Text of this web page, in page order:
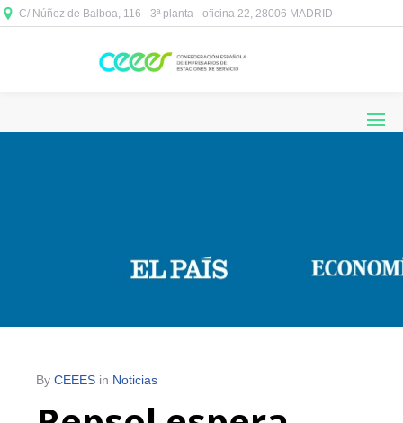
C/ Núñez de Balboa, 116 - 3ª planta - oficina 22, 28006 MADRID
By CEEES in Noticias